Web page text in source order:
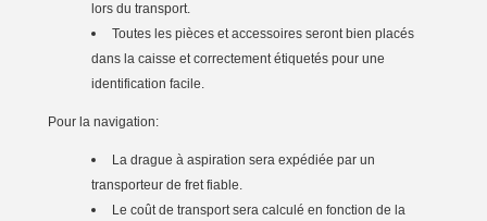
lors du transport.
Toutes les pièces et accessoires seront bien placés
dans la caisse et correctement étiquetés pour une
identification facile.
Pour la navigation:
La drague à aspiration sera expédiée par un
transporteur de fret fiable.
Le coût de transport sera calculé en fonction de la